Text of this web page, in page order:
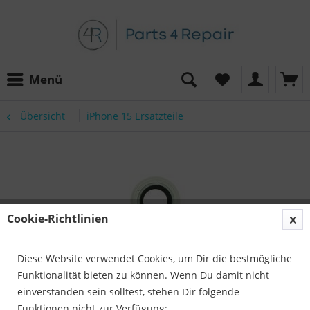
Menü
Übersicht iPhone 15 Ersatzteile
Cookie-Richtlinien
Diese Website verwendet Cookies, um Dir die bestmögliche
Funktionalität bieten zu können. Wenn Du damit nicht
einverstanden sein solltest, stehen Dir folgende